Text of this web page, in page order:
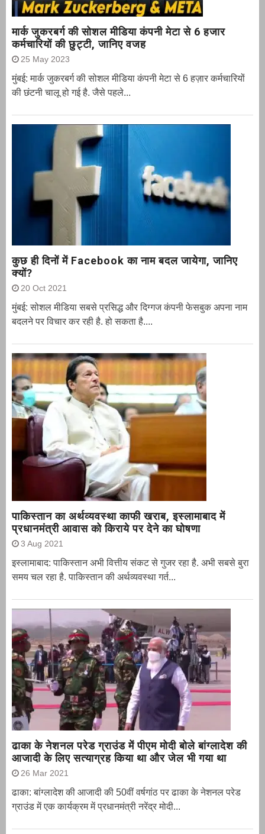
मार्क जुकरबर्ग की सोशल मीडिया कंपनी मेटा से 6 हजार
कर्मचारियों की छुट्टी, जानिए वजह
25 May 2023
मुंबई: मार्क जुकरबर्ग की सोशल मीडिया कंपनी मेटा से 6 हज़ार कर्मचारियों
की छंटनी चालू हो गई है. जैसे पहले...
कुछ ही दिनों में Facebook का नाम बदल जायेगा, जानिए
क्यों?
20 Oct 2021
मुंबई: सोशल मीडिया सबसे प्रसिद्ध और दिग्गज कंपनी फेसबुक अपना नाम
बदलने पर विचार कर रही है. हो सकता है....
पाकिस्तान का अर्थव्यवस्था काफी खराब, इस्लामाबाद में
प्रधानमंत्री आवास को किराये पर देने का घोषणा
3 Aug 2021
इस्लामाबाद: पाकिस्तान अभी वित्तीय संकट से गुजर रहा है. अभी सबसे बुरा
समय चल रहा है. पाकिस्तान की अर्थव्यवस्था गर्त...
ढाका के नेशनल परेड ग्राउंड में पीएम मोदी बोले बांग्लादेश की
आजादी के लिए सत्याग्रह किया था और जेल भी गया था
26 Mar 2021
ढाका: बांग्लादेश की आजादी की 50वीं वर्षगांठ पर ढाका के नेशनल परेड
ग्राउंड में एक कार्यक्रम में प्रधानमंत्री नरेंद्र मोदी...